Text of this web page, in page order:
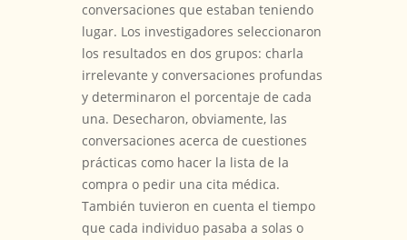
conversaciones que estaban teniendo
lugar. Los investigadores seleccionaron
los resultados en dos grupos: charla
irrelevante y conversaciones profundas
y determinaron el porcentaje de cada
una. Desecharon, obviamente, las
conversaciones acerca de cuestiones
prácticas como hacer la lista de la
compra o pedir una cita médica.
También tuvieron en cuenta el tiempo
que cada individuo pasaba a solas o